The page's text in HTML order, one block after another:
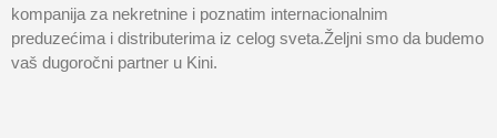
kompanija za nekretnine i poznatim internacionalnim
preduzećima i distributerima iz celog sveta.Željni smo da budemo
vaš dugoročni partner u Kini.